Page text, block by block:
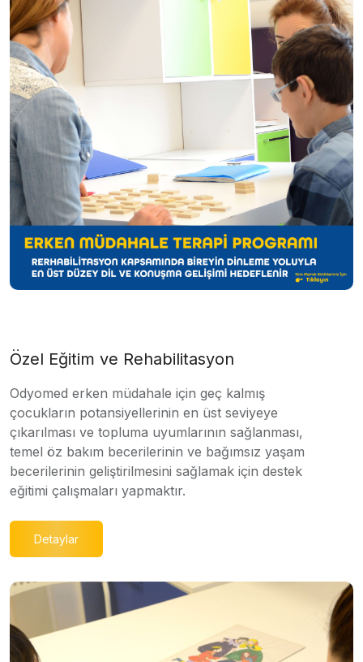
Özel Eğitim ve Rehabilitasyon
Odyomed erken müdahale için geç kalmış
çocukların potansiyellerinin en üst seviyeye
çıkarılması ve topluma uyumlarının sağlanması,
temel öz bakım becerilerinin ve bağımsız yaşam
becerilerinin geliştirilmesini sağlamak için destek
eğitimi çalışmaları yapmaktır.
Detaylar